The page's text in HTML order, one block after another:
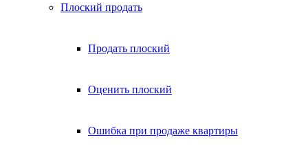
Плоский продать
Продать плоский
Оценить плоский
Ошибка при продаже квартиры